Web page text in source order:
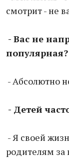
смотрит - не
- Вас не
популярная?
- Абсолютно
- Детей
- Я своей
родителям за